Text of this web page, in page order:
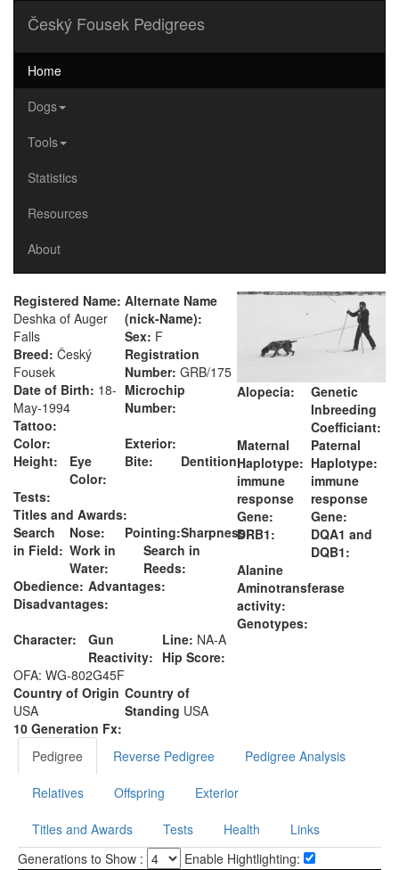
Český Fousek Pedigrees
Home
Dogs
Tools
Statistics
Resources
About
Registered Name:
Deshka of Auger
Falls
Alternate Name
(nick-Name):
Sex: F
Breed: Český
Fousek
Registration
Number: GRB/175
Date of Birth: 18-
May-1994
Microchip
Number:
Tattoo:
Color:
Exterior:
Height:
Eye
Color:
Bite:
Dentition:
Tests:
Titles and Awards:
Search
in Field:
Nose: Pointing:Sharpness:
Work in
Water:
Search in
Reeds:
Obedience: Advantages:
Disadvantages:
Character:
Gun
Reactivity:
Line: NA-A
Hip Score:
OFA: WG-802G45F
Country of Origin
USA
Country of
Standing USA
10 Generation Fx:
Alopecia:
Genetic
Inbreeding
Coefficiant:
Maternal
Haplotype:
Paternal
Haplotype:
immune
response
Gene:
DRB1:
immune
response
Gene:
DQA1 and
DQB1:
Alanine
Aminotransferase
activity:
Genotypes:
Pedigree Reverse Pedigree Pedigree Analysis
Relatives Offspring Exterior
Titles and Awards Tests Health
Links
Generations to Show :
Enable Hightlighting: